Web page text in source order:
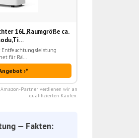
16L,Raumgröße ca.
für Rä…
›*
Partner verdienen wir an
qualifizierten Käufen.
— Fakten: